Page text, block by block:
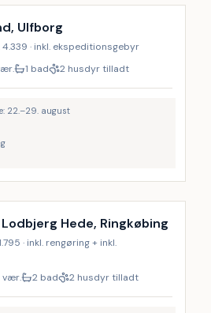
Ulfborg
4.339 · inkl. ekspeditionsgebyr
1 bad
2 husdyr tilladt
22.–29. august
Hede, Ringkøbing
· inkl. rengøring + inkl.
vær. 2 bad
2 husdyr tilladt